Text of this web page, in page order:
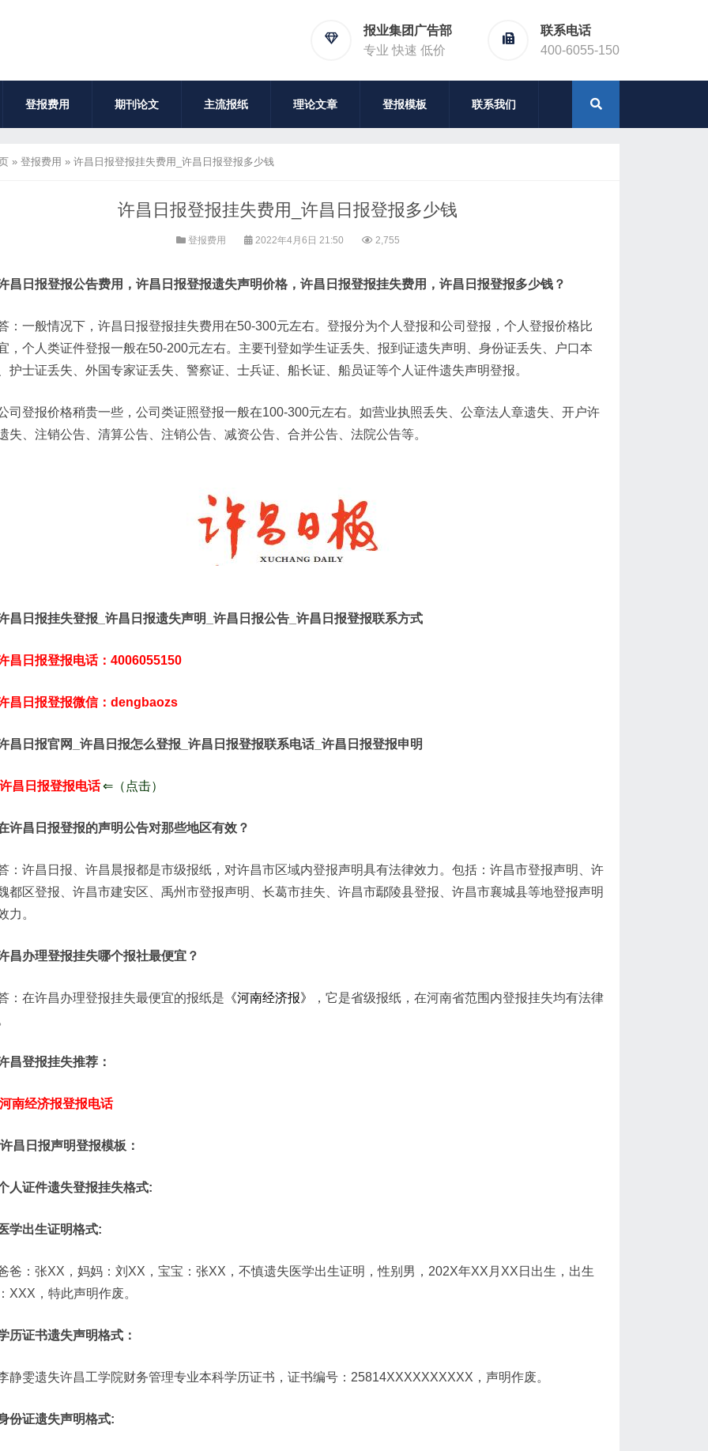
报业集团广告部
专业 快速 低价
联系电话
400-6055-150
登报费用 期刊论文 主流报纸 理论文章 登报模板 联系我们
» 登报费用 » 许昌日报登报挂失费用_许昌日报登报多少钱
许昌日报登报挂失费用_许昌日报登报多少钱
登报费用 2022年4月6日 21:50 2,755
昌日报登报公告费用，许昌日报登报遗失声明价格，许昌日报登报挂失费用，许昌日报登报多少钱？
：一般情况下，许昌日报登报挂失费用在50-300元左右。登报分为个人登报和公司登报，个人登报价格比
，个人类证件登报一般在50-200元左右。主要刊登如学生证丢失、报到证遗失声明、身份证丢失、户口本
护士证丢失、外国专家证丢失、警察证、士兵证、船长证、船员证等个人证件遗失声明登报。
司登报价格稍贵一些，公司类证照登报一般在100-300元左右。如营业执照丢失、公章法人章遗失、开户许
失、注销公告、清算公告、注销公告、减资公告、合并公告、法院公告等。
昌日报挂失登报_许昌日报遗失声明_许昌日报公告_许昌日报登报联系方式
昌日报登报电话：4006055150
昌日报登报微信：dengbaozs
昌日报官网_许昌日报怎么登报_许昌日报登报联系电话_许昌日报登报申明
许昌日报登报电话⇐ （点击）
许昌日报登报的声明公告对那些地区有效？
：许昌日报、许昌晨报都是市级报纸，对许昌市区域内登报声明具有法律效力。包括：许昌市登报声明、许
都区登报、许昌市建安区、禹州市登报声明、长葛市挂失、许昌市鄢陵县登报、许昌市襄城县等地登报声明
力。
昌办理登报挂失哪个报社最便宜？
：在许昌办理登报挂失最便宜的报纸是 《河南经济报》
，它是省级报纸，在河南省范围内登报挂失均有法律
昌登报挂失推荐：
河南经济报登报电话
许昌日报声明登报模板：
人证件遗失登报挂失格式:
学出生证明格式:
爸：张XX，妈妈：刘XX，宝宝：张XX，不慎遗失医学出生证明，性别男，202X年XX月XX日出生，出生
XXX，特此声明作废。
历证书遗失声明格式：
静雯遗失许昌工学院财务管理专业本科学历证书，证书编号：25814XXXXXXXXXX，声明作废。
份证遗失声明格式: